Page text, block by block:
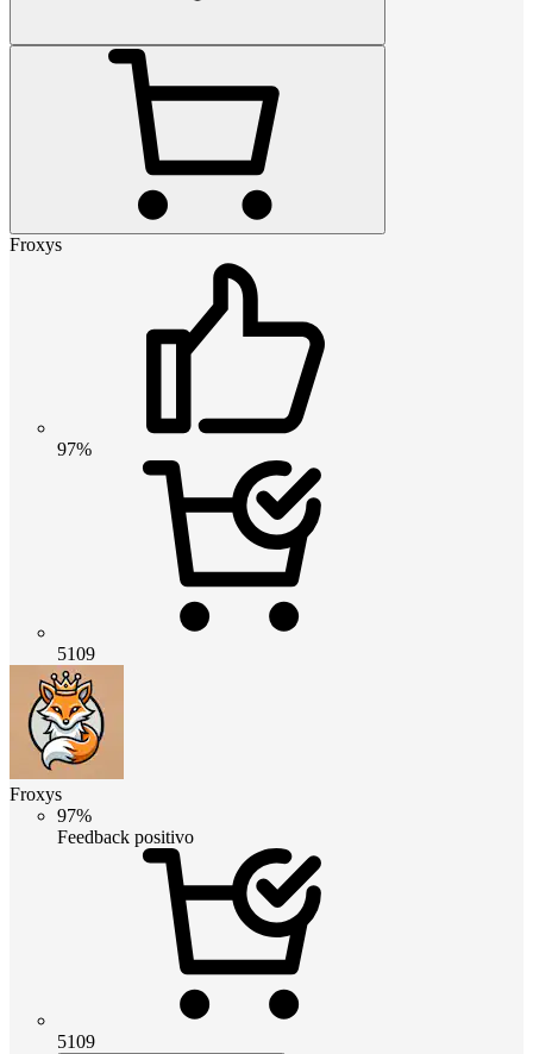
Froxys
97%
5109
Froxys
97%
Feedback positivo
5109